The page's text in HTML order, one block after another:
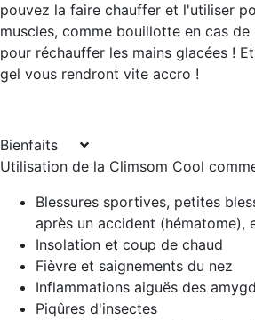
pouvez la faire chauffer et l'utiliser
muscles, comme bouillotte en cas
pour réchauffer les mains glacées !
gel vous rendront vite accro !
Bienfaits
Utilisation de la Climsom Cool
Blessures sportives, petites
après un accident (hématome),
Insolation et coup de chaud
Fièvre et saignements du nez
Inflammations aiguës des
Piqûres d'insectes